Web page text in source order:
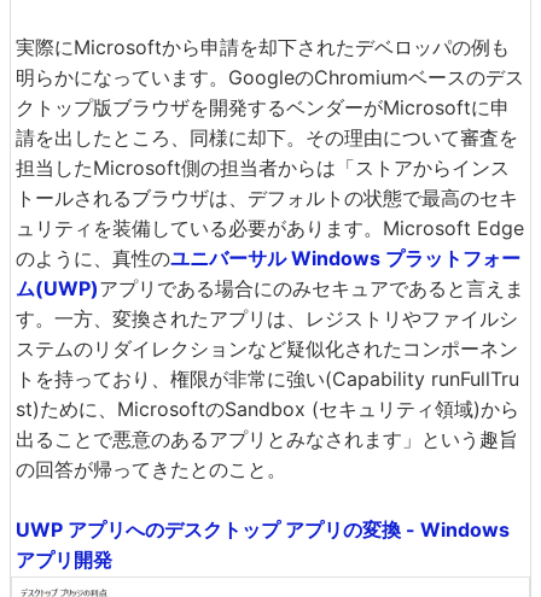
実際にMicrosoftから申請を却下されたデベロッパの例も
明らかになっています。GoogleのChromiumベースのデス
クトップ版ブラウザを開発するベンダーがMicrosoftに申
請を出したところ、同様に却下。その理由について審査を
担当したMicrosoft側の担当者からは「ストアからインス
トールされるブラウザは、デフォルトの状態で最高のセキ
ュリティを装備している必要があります。Microsoft Edge
のように、真性のユニバーサル Windows プラットフォー
ム(UWP)アプリである場合にのみセキュアであると言えま
す。一方、変換されたアプリは、レジストリやファイルシ
ステムのリダイレクションなど疑似化されたコンポーネン
トを持っており、権限が非常に強い(Capability runFullTru
st)ために、MicrosoftのSandbox (セキュリティ領域)から
出ることで悪意のあるアプリとみなされます」という趣旨
の回答が帰ってきたとのこと。
UWP アプリへのデスクトップ アプリの変換 - Windows
アプリ開発